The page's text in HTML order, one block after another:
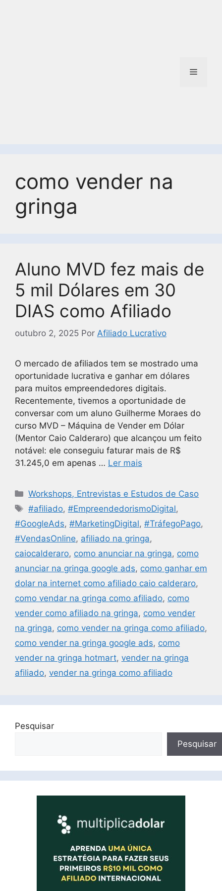
como vender na
gringa
Aluno MVD fez mais de
5 mil Dólares em 30
DIAS como Afiliado
outubro 2, 2025 Por Afiliado Lucrativo
O mercado de afiliados tem se mostrado uma
oportunidade lucrativa e ganhar em dólares
para muitos empreendedores digitais.
Recentemente, tivemos a oportunidade de
conversar com um aluno Guilherme Moraes do
curso MVD – Máquina de Vender em Dólar
(Mentor Caio Calderaro) que alcançou um feito
notável: ele conseguiu faturar mais de R$
31.245,0 em apenas … Ler mais
Workshops, Entrevistas e Estudos de Caso
#afiliado,#EmpreendedorismoDigital,
#GoogleAds, #MarketingDigital, #TráfegoPago,
#VendasOnline, afiliado na gringa,
caiocalderaro, como anunciar na gringa, como
anunciar na gringa google ads, como ganhar em
dolar na internet como afiliado caio calderaro,
como vendar na gringa como afiliado, como
vender como afiliado na gringa, como vender
na gringa, como vender na gringa como afiliado,
como vender na gringa google ads, como
vender na gringa hotmart, vender na gringa
afiliado, vender na gringa como afiliado
Pesquisar
Pesquisar